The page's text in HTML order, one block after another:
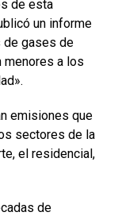
de esta
un informe
de gases de
menores a los
emisiones que
sectores de la
el residencial,
de